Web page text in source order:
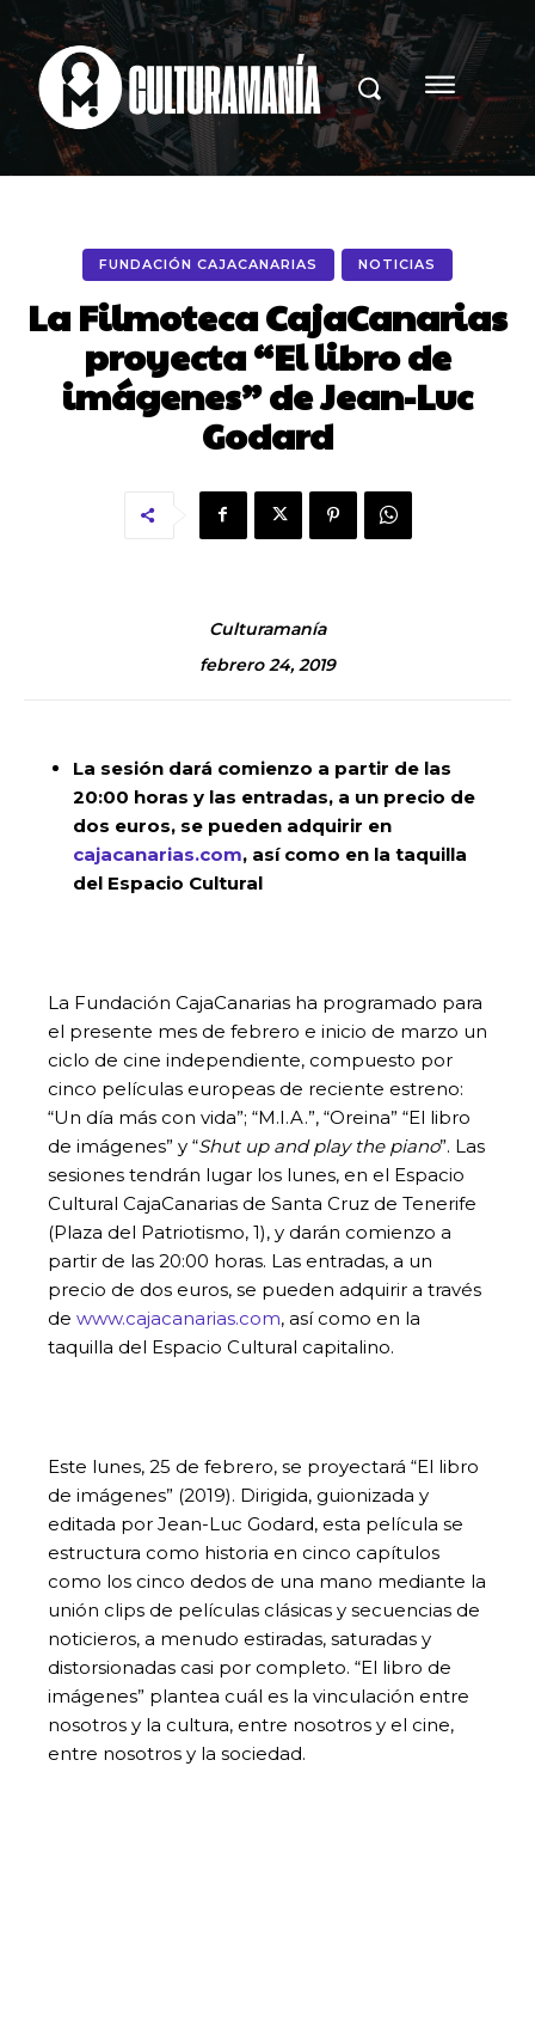
FUNDACIÓN CAJACANARIAS NOTICIAS
La Filmoteca CajaCanarias
proyecta “El libro de
imágenes” de Jean-Luc
Godard
Culturamanía
febrero 24, 2019
La sesión dará comienzo a partir de las
20:00 horas y las entradas, a un precio de
dos euros, se pueden adquirir en
cajacanarias.com, así como en la taquilla
del Espacio Cultural
La Fundación CajaCanarias ha programado para
el presente mes de febrero e inicio de marzo un
ciclo de cine independiente, compuesto por
cinco películas europeas de reciente estreno:
“Un día más con vida”; “M.I.A.”, “Oreina” “El libro
de imágenes” y “Shut up and play the piano”. Las
sesiones tendrán lugar los lunes, en el Espacio
Cultural CajaCanarias de Santa Cruz de Tenerife
(Plaza del Patriotismo, 1), y darán comienzo a
partir de las 20:00 horas. Las entradas, a un
precio de dos euros, se pueden adquirir a través
de www.cajacanarias.com, así como en la
taquilla del Espacio Cultural capitalino.
Este lunes, 25 de febrero, se proyectará “El libro
de imágenes” (2019). Dirigida, guionizada y
editada por Jean-Luc Godard, esta película se
estructura como historia en cinco capítulos
como los cinco dedos de una mano mediante la
unión clips de películas clásicas y secuencias de
noticieros, a menudo estiradas, saturadas y
distorsionadas casi por completo. “El libro de
imágenes” plantea cuál es la vinculación entre
nosotros y la cultura, entre nosotros y el cine,
entre nosotros y la sociedad.